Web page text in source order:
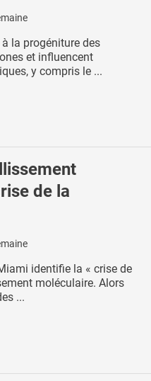
la progéniture des
et influencent
y compris le ...
de la
identifie la « crise de
moléculaire. Alors
...